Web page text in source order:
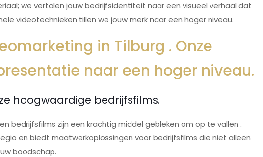
we vertalen jouw bedrijfsidentiteit naar een visueel verhaal dat
videotechnieken tillen we jouw merk naar een hoger niveau.
in Tilburg . Onze
naar een hoger niveau.
hoogwaardige bedrijfsfilms.
bedrijfsfilms zijn een krachtig middel gebleken om op te vallen .
en biedt maatwerkoplossingen voor bedrijfsfilms die niet alleen
boodschap.